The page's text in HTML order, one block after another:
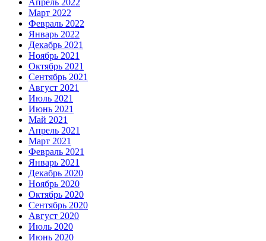
Март 2022
Февраль 2022
Январь 2022
Декабрь 2021
Ноябрь 2021
Октябрь 2021
Сентябрь 2021
Август 2021
Июль 2021
Июнь 2021
Май 2021
Апрель 2021
Март 2021
Февраль 2021
Январь 2021
Декабрь 2020
Ноябрь 2020
Октябрь 2020
Сентябрь 2020
Август 2020
Июль 2020
Июнь 2020